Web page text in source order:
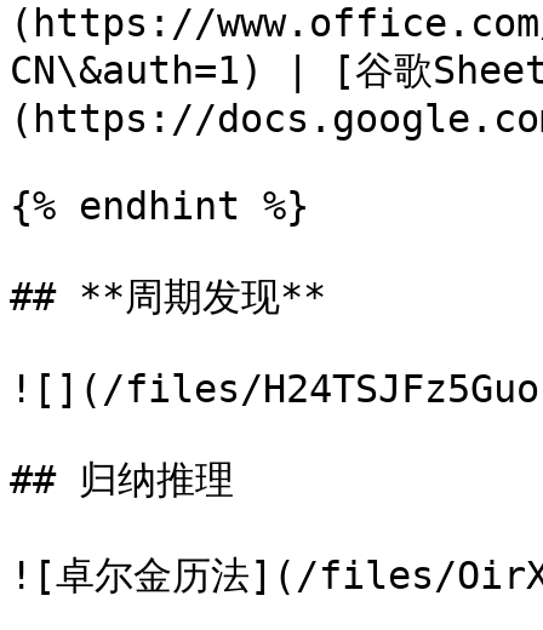
(https://
CN\&auth=1) | [谷歌
(https://
{% endhint %}
## **周期发现**
![](/files/
## 归纳推理
![卓尔金历法](/files/